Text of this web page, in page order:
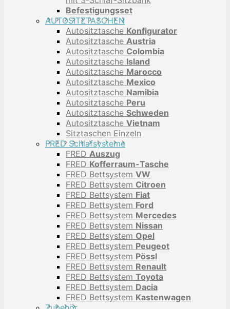
Befestigungsset
AUTOSITZTASCHEN
Autositztasche Konfigurator
Autositztasche Austria
Autositztasche Colombia
Autositztasche Island
Autositztasche Marocco
Autositztasche Mexico
Autositztasche Namibia
Autositztasche Peru
Autositztasche Schweden
Autositztasche Vietnam
Sitztaschen Einzeln
FRED Schlafsysteme
FRED Auszug
FRED Kofferraum-Tasche
FRED Bettsystem VW
FRED Bettsystem Citroen
FRED Bettsystem Fiat
FRED Bettsystem Ford
FRED Bettsystem Mercedes
FRED Bettsystem Nissan
FRED Bettsystem Opel
FRED Bettsystem Peugeot
FRED Bettsystem Pössl
FRED Bettsystem Renault
FRED Bettsystem Toyota
FRED Bettsystem Dacia
FRED Bettsystem Kastenwagen